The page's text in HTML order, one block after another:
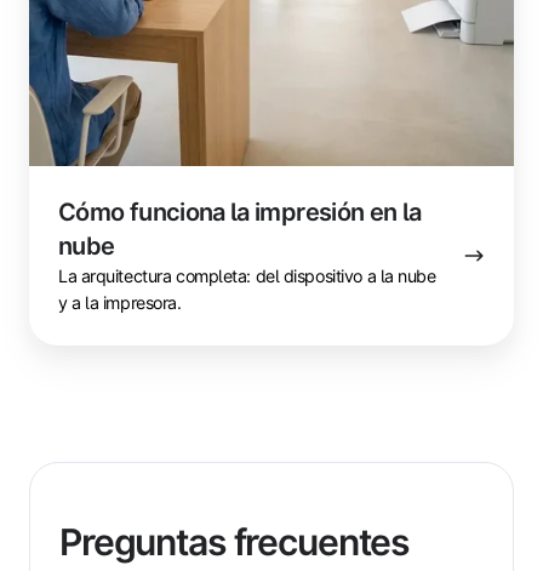
Cómo funciona la impresión en la
nube
La arquitectura completa: del dispositivo a la nube
y a la impresora.
Preguntas frecuentes